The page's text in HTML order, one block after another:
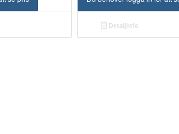
Detaljinfo